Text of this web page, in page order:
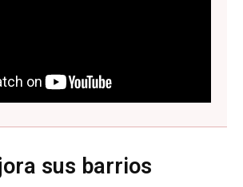
sus barrios